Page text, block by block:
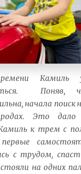
Камиль
Поняв,
начала
Это дало
к трем с
с трудом,
на одних